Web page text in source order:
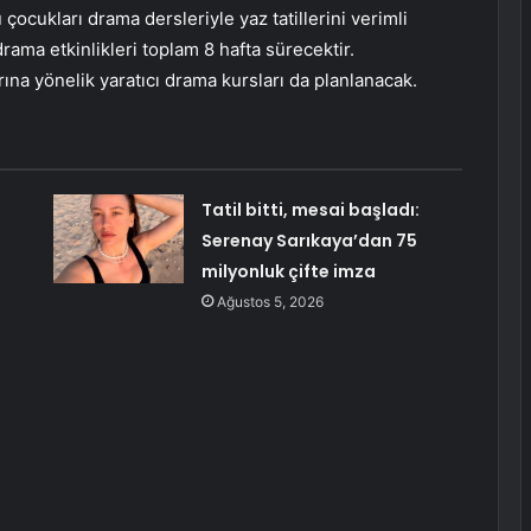
çocukları drama dersleriyle yaz tatillerini verimli
etkinlikleri toplam 8 hafta sürecektir.
yönelik yaratıcı drama kursları da planlanacak.
Tatil bitti, mesai başladı:
Serenay Sarıkaya’dan 75
milyonluk çifte imza
Ağustos 5, 2026